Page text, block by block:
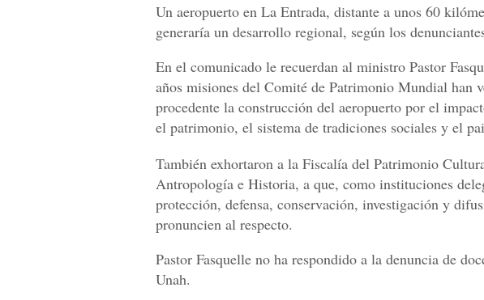
Un aeropuerto en La Entrada, distante a unos 60
generaría un desarrollo regional, según los
En el comunicado le recuerdan al ministro Pastor
años misiones del Comité de Patrimonio Mundial han
procedente la construcción del aeropuerto por el
el patrimonio, el sistema de tradiciones sociales y el
También exhortaron a la Fiscalía del Patrimonio
Antropología e Historia, a que, como instituciones
protección, defensa, conservación, investigación y
pronuncien al respecto.
Pastor Fasquelle no ha respondido a la denuncia de
Unah.